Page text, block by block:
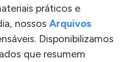
práticos e
nossos Arquivos
Disponibilizamos
que resumem